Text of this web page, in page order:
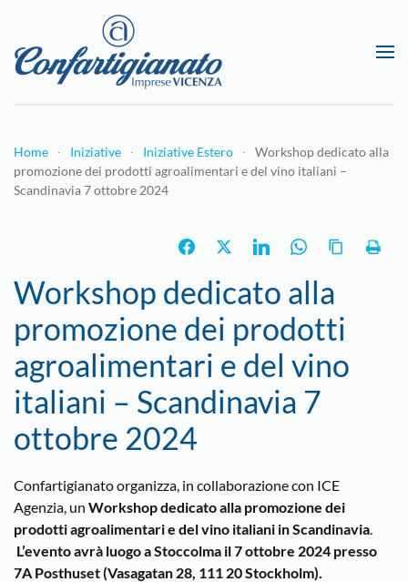
Passa al contenuto principale
Home Iniziative Iniziative Estero
Workshop dedicato alla
promozione dei prodotti agroalimentari e del vino italiani –
Scandinavia 7 ottobre 2024
Workshop dedicato alla
promozione dei prodotti
agroalimentari e del vino
italiani – Scandinavia 7
ottobre 2024
Confartigianato organizza, in collaborazione con ICE
Agenzia, un Workshop dedicato alla promozione dei
prodotti agroalimentari e del vino italiani in Scandinavia.
L’evento avrà luogo a Stoccolma il 7 ottobre 2024 presso
7A Posthuset (Vasagatan 28, 111 20 Stockholm).